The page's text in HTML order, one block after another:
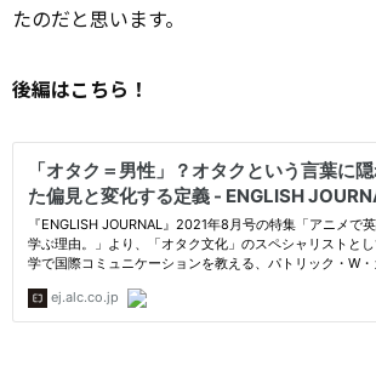
たのだと思います。
後編はこちら！